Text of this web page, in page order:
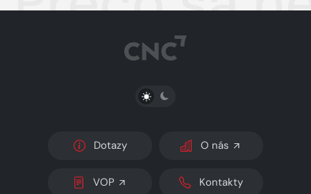
PŘEPNOUT SVĚTLÝ/TMAVÝ REŽIM
Dotazy O nás
VOP Kontakty